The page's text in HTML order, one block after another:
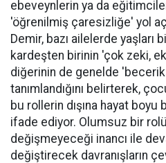
ebeveynlerin ya da
'öğrenilmiş çaresizliğe' yol
Demir, bazı ailelerde yaşları
kardeşten birinin 'çok zeki,
diğerinin de genelde
tanımlandığını belirterek,
bu rollerin dışına hayat boyu
ifade ediyor. Olumsuz bir
değişmeyeceği inancı ile
değiştirecek davranışların